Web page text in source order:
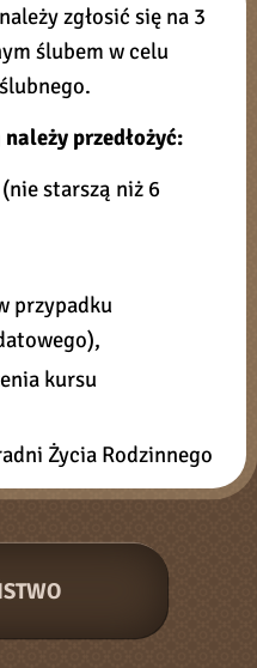
zgłosić się na 3
ślubem w celu
przedłożyć:
starszą niż 6
przypadku
kursu
Życia Rodzinnego